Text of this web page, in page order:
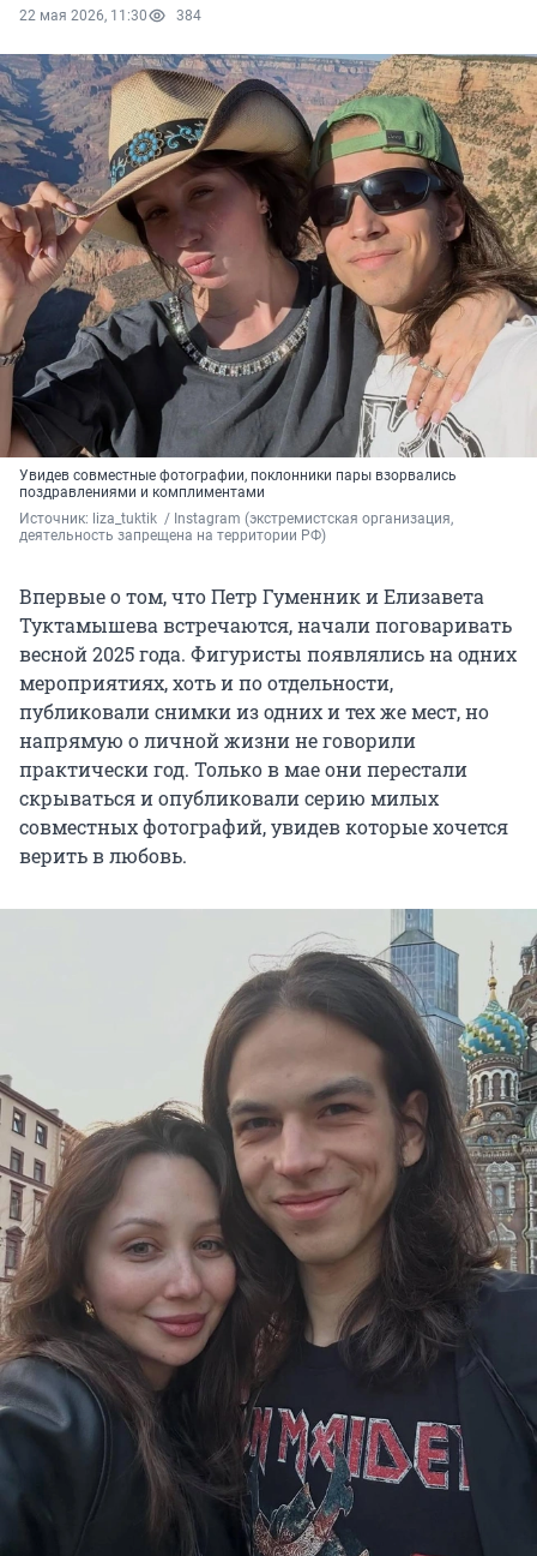
22 мая 2026, 11:30 384
Увидев совместные фотографии, поклонники пары взорвались
поздравлениями и комплиментами
Источник: liza_tuktik / Instagram (экстремистская организация,
деятельность запрещена на территории РФ)
Впервые о том, что Петр Гуменник и Елизавета
Туктамышева встречаются, начали поговаривать
весной 2025 года. Фигуристы появлялись на одних
мероприятиях, хоть и по отдельности,
публиковали снимки из одних и тех же мест, но
напрямую о личной жизни не говорили
практически год. Только в мае они перестали
скрываться и опубликовали серию милых
совместных фотографий, увидев которые хочется
верить в любовь.